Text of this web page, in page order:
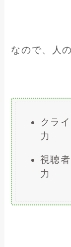
なので、人
クラ
力
視聴
力